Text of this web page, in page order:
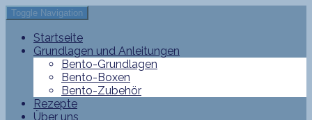
Toggle Navigation
Startseite
Grundlagen und Anleitungen
Bento-Grundlagen
Bento-Boxen
Bento-Zubehör
Rezepte
Über uns